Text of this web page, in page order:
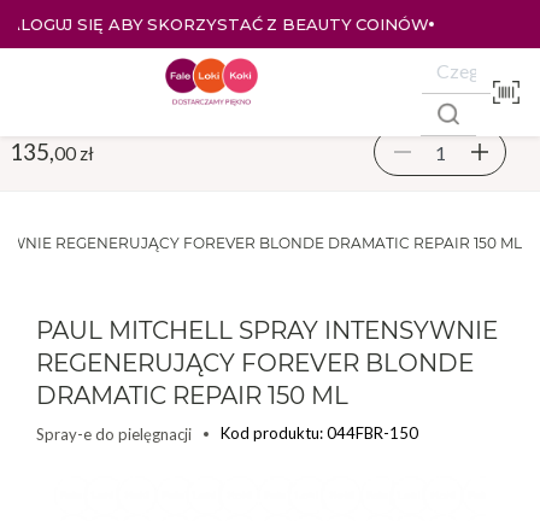
ZALOGUJ SIĘ I KUPUJ TANIEJ – AŻ 33% ZNIŻKI
REGENERUJĄCY FOREVER BLONDE DRAMATIC REPAIR 150 ML
PAUL MITCHELL SPRAY INTENSYWNIE
REGENERUJĄCY FOREVER BLONDE
DRAMATIC REPAIR 150 ML
Spray-e do pielęgnacji Kod produktu: 044FBR-150
135, 00 zł